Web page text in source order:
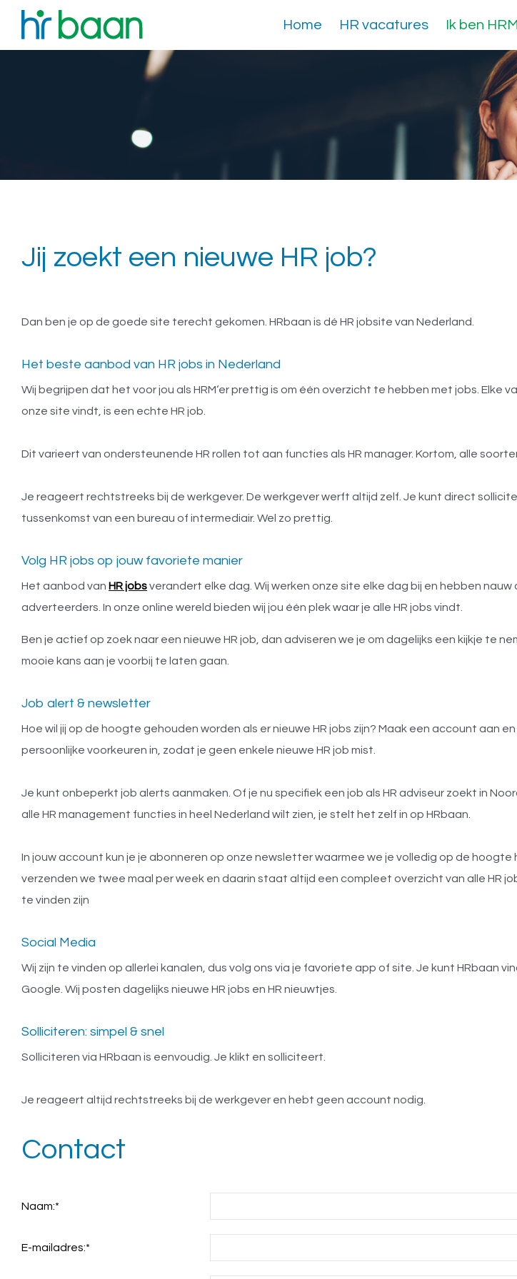
Home HR vacatures Ik ben
Jij zoekt een nieuwe HR job?
Dan ben je op de goede site terecht gekomen. HRbaan is dé HR jobsite van Nederland.
Het beste aanbod van HR jobs in Nederland
Wij begrijpen dat het voor jou als HRM‘er prettig is om één overzicht te hebben met jobs. Elke
onze site vindt, is een echte HR job.
Dit varieert van ondersteunende HR rollen tot aan functies als HR manager. Kortom, alle
Je reageert rechtstreeks bij de werkgever. De werkgever werft altijd zelf. Je kunt direct
tussenkomst van een bureau of intermediair. Wel zo prettig.
Volg HR jobs op jouw favoriete manier
Het aanbod van HR jobsverandert elke dag. Wij werken onze site elke dag bij en hebben
adverteerders. In onze online wereld bieden wij jou één plek waar je alle HR jobs vindt.
Ben je actief op zoek naar een nieuwe HR job, dan adviseren we je om dagelijks een kijkje te
mooie kans aan je voorbij te laten gaan.
Job alert & newsletter
Hoe wil jij op de hoogte gehouden worden als er nieuwe HR jobs zijn? Maak een account aan
persoonlijke voorkeuren in, zodat je geen enkele nieuwe HR job mist.
Je kunt onbeperkt job alerts aanmaken. Of je nu specifiek een job als HR adviseur zoekt in
alle HR management functies in heel Nederland wilt zien, je stelt het zelf in op HRbaan.
In jouw account kun je je abonneren op onze newsletter waarmee we je volledig op de hoogte
verzenden we twee maal per week en daarin staat altijd een compleet overzicht van alle HR
te vinden zijn
Social Media
Wij zijn te vinden op allerlei kanalen, dus volg ons via je favoriete app of site. Je kunt HRbaan
Google. Wij posten dagelijks nieuwe HR jobs en HR nieuwtjes.
Solliciteren: simpel & snel
Solliciteren via HRbaan is eenvoudig. Je klikt en solliciteert.
Je reageert altijd rechtstreeks bij de werkgever en hebt geen account nodig.
Contact
Naam:*
E-mailadres:*